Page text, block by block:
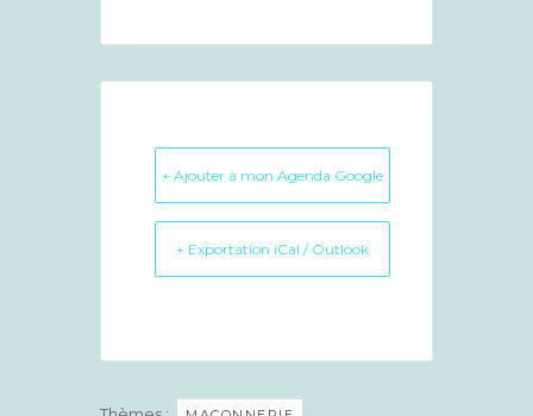
+ Ajouter à mon Agenda Google
+ Exportation iCal / Outlook